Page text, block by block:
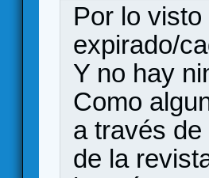
Por lo
expirado/
Y no hay
Como
a través
de la